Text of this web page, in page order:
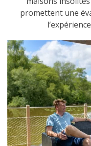
promettent une